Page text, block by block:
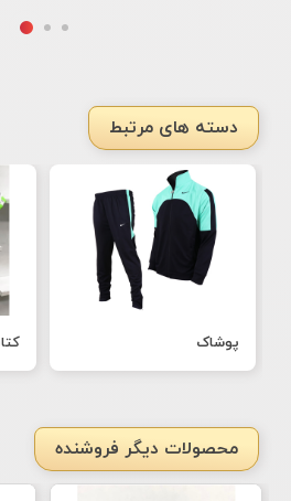
دسته های مرتبط
پوشاک
محصولات دیگر فروشنده